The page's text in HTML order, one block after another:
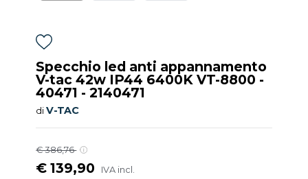
Specchio led anti appannamento
V-tac 42w IP44 6400K VT-8800 -
40471 - 2140471
diV-TAC
€ 386,76
€ 139,90 IVA incl.